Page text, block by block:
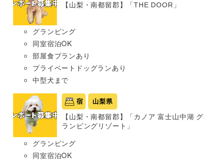
【山梨・南都留郡】「THE DOOR」
グランピング
同室宿泊OK
部屋食プランあり
プライベートドッグランあり
中型犬まで
宿 山梨県
【山梨・南都留郡】「カノア 富士山中湖 グ
ランピングリゾート」
グランピング
同室宿泊OK